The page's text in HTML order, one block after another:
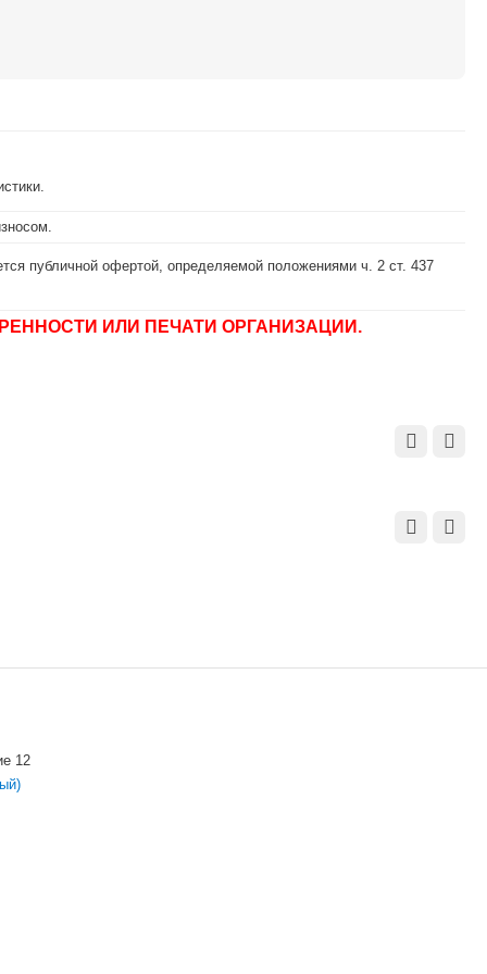
публичной офертой, определяемой положениями ч. 2 ст. 437
ИЛИ ПЕЧАТИ ОРГАНИЗАЦИИ.
12